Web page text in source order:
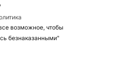
возможное, чтобы
безнаказанными"